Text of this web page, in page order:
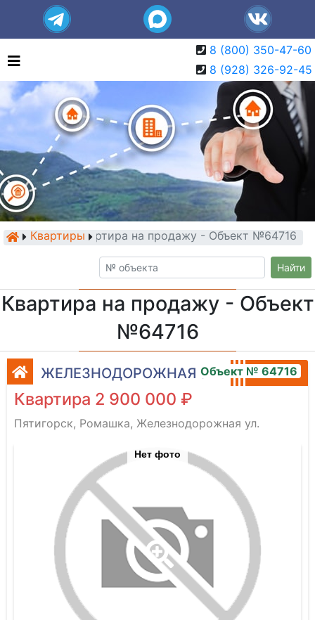
8 (800) 350-47-60
8 (928) 326-92-45
КвартирыКвартира на продажу - Объект №64716
Найти
Квартира на продажу - Объект
№64716
ЖЕЛЕЗНОДОРОЖНАЯ УЛ.Объект № 64716
Квартира 2 900 000 ₽
Пятигорск, Ромашка, Железнодорожная ул.
Нет фото